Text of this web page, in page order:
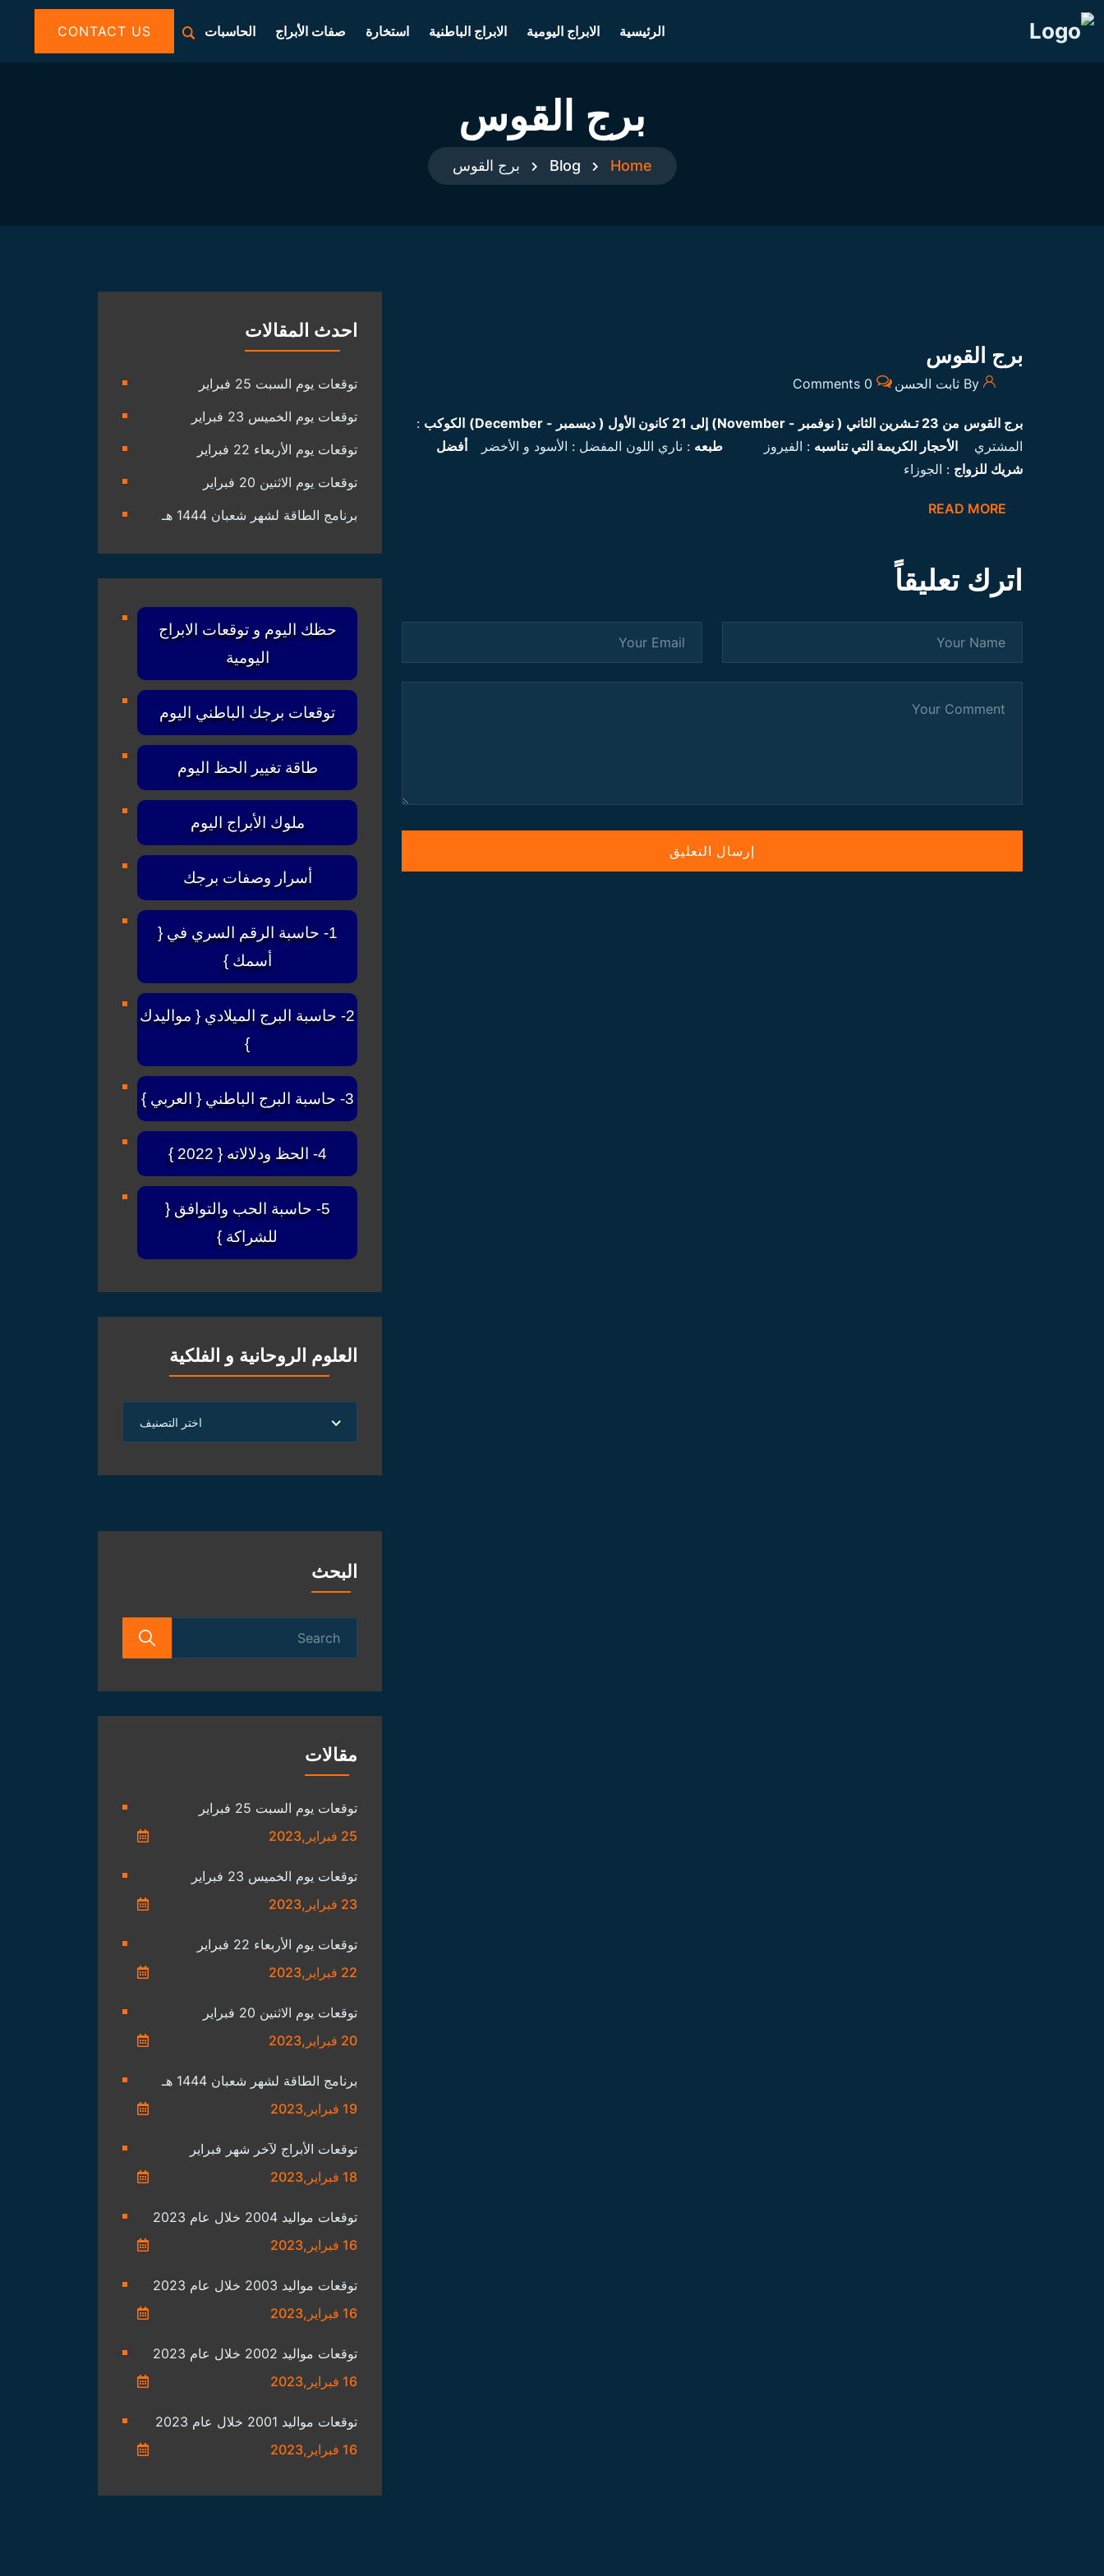
الرئيسية الابراج اليومية الابراج الباطنية استخارة صفات الأبراج الحاسبات CONTACT US
برج القوس
Home
Blog برج القوس
برج القوس
0 Comments
برج القوس من 23 تـشرين الثاني ( نوفمبر - November) إلى 21 كانون الأول ( ديسمبر - December
) الكوكب :
المشتري الأحجار الكريمة التي تناسبه : الفيروز طبعه : ناري اللون المفضل : الأسود و الأخضر
أفضل
شريك للزواج : الجوزاء
READ MORE
اترك تعليقاً
احدث المقالات
توقعات يوم السبت 25 فبراير
توقعات يوم الخميس 23 فبراير
توقعات يوم الأربعاء 22 فبراير
توقعات يوم الاثنين 20 فبراير
برنامج الطاقة لشهر شعبان 1444 هـ
حظك اليوم و توقعات الابراج
اليومية
توقعات برجك الباطني اليوم
طاقة تغيير الحظ اليوم
ملوك الأبراج اليوم
أسرار وصفات برجك
1- حاسبة الرقم السري في {
أسمك }
2- حاسبة البرج الميلادي { مواليدك
}
3- حاسبة البرج الباطني { العربي }
4- الحظ ودلالاته { 2022 }
5- حاسبة الحب والتوافق {
للشراكة }
العلوم الروحانية و الفلكية
الروحانية
الفلكية
اختر التصنيف
البحث
مقالات
توقعات يوم السبت 25 فبراير
25 فبراير,2023
توقعات يوم الخميس 23 فبراير
23 فبراير,2023
توقعات يوم الأربعاء 22 فبراير
22 فبراير,2023
توقعات يوم الاثنين 20 فبراير
20 فبراير,2023
برنامج الطاقة لشهر شعبان 1444 هـ
19 فبراير,2023
توقعات الأبراج لآخر شهر فبراير
18 فبراير,2023
توقعات مواليد 2004 خلال عام 2023
16 فبراير,2023
توقعات مواليد 2003 خلال عام 2023
16 فبراير,2023
توقعات مواليد 2002 خلال عام 2023
16 فبراير,2023
توقعات مواليد 2001 خلال عام 2023
16 فبراير,2023